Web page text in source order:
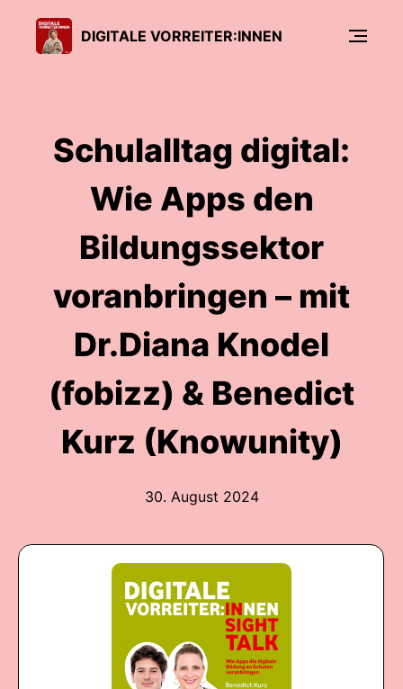
DIGITALE VORREITER:INNEN
Schulalltag digital:
Wie Apps den
Bildungssektor
voranbringen – mit
Dr.Diana Knodel
(fobizz) & Benedict
Kurz (Knowunity)
30. August 2024